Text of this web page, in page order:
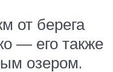
от берега
— его также
озером.